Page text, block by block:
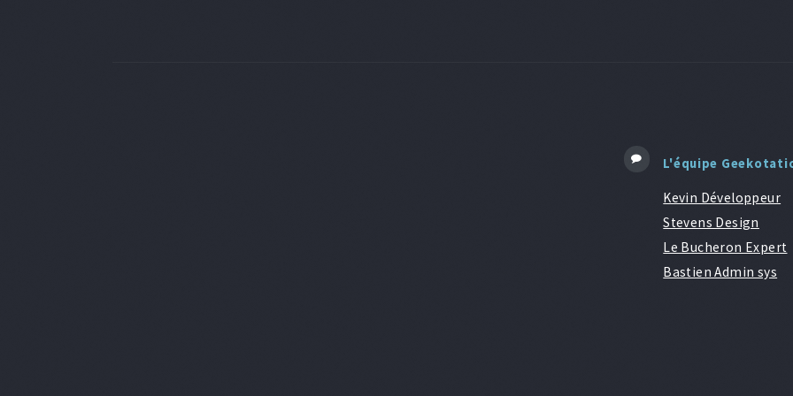
L'équipe
Kevin Développeur
Stevens Design
Le Bucheron Expert
Bastien Admin sys